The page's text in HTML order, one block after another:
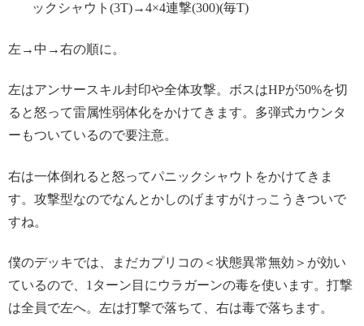
ックシャウト(3T)→4×4連撃(300)(毎T)
左→中→右の順に。
左はアンサースキル封印や全体攻撃。ボスはHPが50%を切
ると怒って雷属性弱体化をかけてきます。多弾式カウンタ
ーもついているので要注意。
右は一体倒れると怒ってパニックシャウトをかけてきま
す。攻撃型なのでなんとかしのげますがけっこうきついで
すね。
僕のデッキでは、まだカプリコの＜状態異常無効＞が効い
ているので、1ターン目にウラガーンの毒を使います。打撃
は全員で左へ。左は打撃で落ちて、右は毒で落ちます。